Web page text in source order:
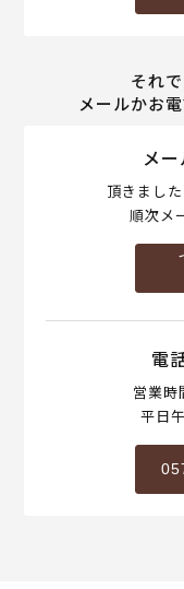
それ
メールかお
メ
頂きまし
順次メ
電
営業時
平日